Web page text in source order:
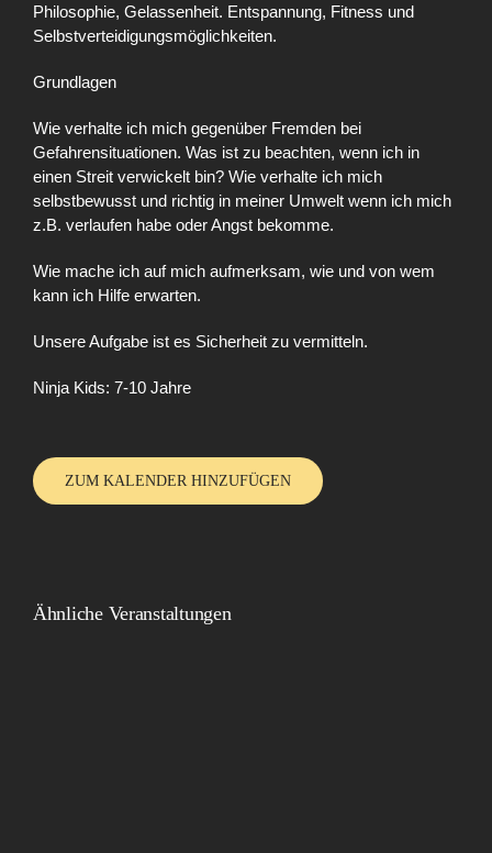
Philosophie, Gelassenheit. Entspannung, Fitness und
Selbstverteidigungsmöglichkeiten.
Grundlagen
Wie verhalte ich mich gegenüber Fremden bei
Gefahrensituationen. Was ist zu beachten, wenn ich in
einen Streit verwickelt bin? Wie verhalte ich mich
selbstbewusst und richtig in meiner Umwelt wenn ich mich
z.B. verlaufen habe oder Angst bekomme.
Wie mache ich auf mich aufmerksam, wie und von wem
kann ich Hilfe erwarten.
Unsere Aufgabe ist es Sicherheit zu vermitteln.
Ninja Kids: 7-10 Jahre
ZUM KALENDER HINZUFÜGEN
Ähnliche Veranstaltungen